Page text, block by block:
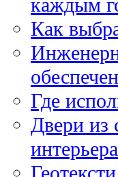
каждым
Как
Где
Двери из
интерьера